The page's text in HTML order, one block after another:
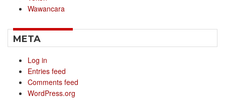
Wawancara
META
Log in
Entries feed
Comments feed
WordPress.org